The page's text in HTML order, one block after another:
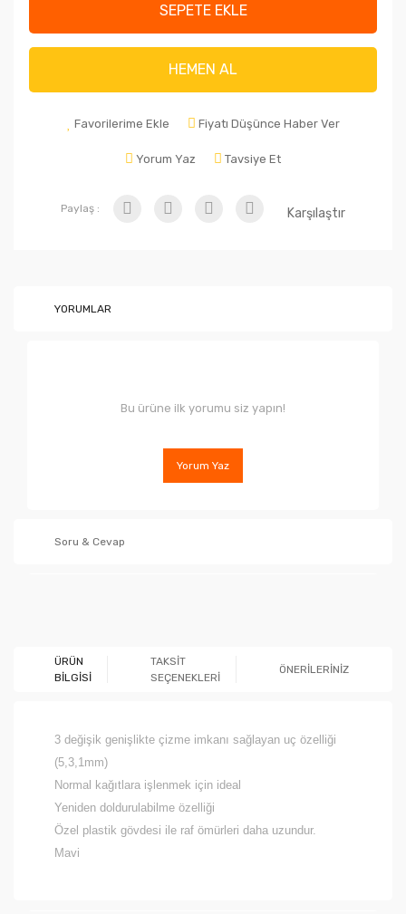
SEPETE EKLE
HEMEN AL
Favorilerime Ekle Fiyatı Düşünce Haber Ver
Yorum Yaz Tavsiye Et
Paylaş : Karşılaştır
YORUMLAR
Bu ürüne ilk yorumu siz yapın!
Yorum Yaz
Soru & Cevap
ÜRÜN
BİLGİSİ
TAKSİT
SEÇENEKLERİ
ÖNERİLERİNİZ
3 değişik genişlikte çizme imkanı sağlayan uç özelliği
(5,3,1mm)
Normal kağıtlara işlenmek için ideal
Yeniden doldurulabilme özelliği
Özel plastik gövdesi ile raf ömürleri daha uzundur.
Mavi